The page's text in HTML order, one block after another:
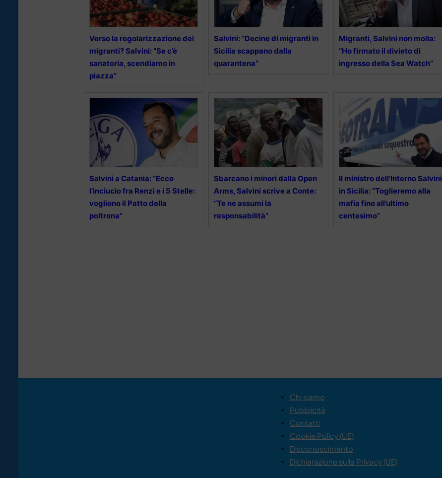
Verso la regolarizzazione dei
migranti? Salvini: “Se c’è
sanatoria, scendiamo in
piazza”
Salvini: “Decine di migranti in
Sicilia scappano dalla
quarantena”
Migranti, Salvini non molla:
“Ho firmato il divieto di
ingresso della Sea Watch”
Salvini a Catania: “Ecco
l’inciucio fra Renzi e i 5 Stelle:
vogliono il Patto della
poltrona”
Sbarcano i minori dalla Open
Arms, Salvini scrive a Conte:
“Te ne assumi la
responsabilità”
Il ministro dell’Interno Salvini
in Sicilia: “Toglieremo alla
mafia fino all’ultimo
centesimo”
Chi siamo
Pubblicità
Contatti
Cookie Policy (UE)
Disconoscimento
Dichiarazione sulla Privacy (UE)